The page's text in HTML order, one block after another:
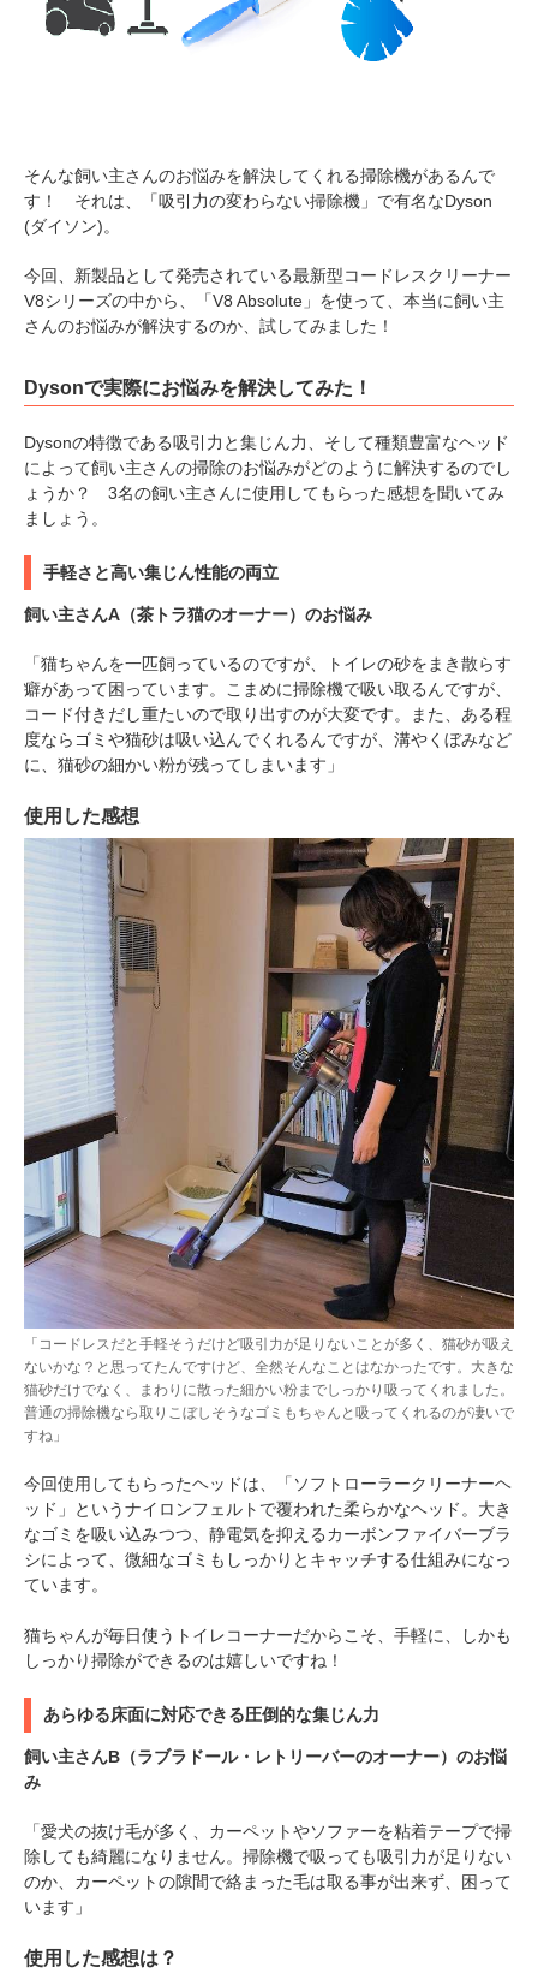
そんな飼い主さんのお悩みを解決してくれる掃除機があるんで
す！ それは、「吸引力の変わらない掃除機」で有名なDyson
(ダイソン)。
今回、新製品として発売されている最新型コードレスクリーナー
V8シリーズの中から、「V8 Absolute」を使って、本当に飼い主
さんのお悩みが解決するのか、試してみました！
Dysonで実際にお悩みを解決してみた！
Dysonの特徴である吸引力と集じん力、そして種類豊富なヘッド
によって飼い主さんの掃除のお悩みがどのように解決するのでし
ょうか？ 3名の飼い主さんに使用してもらった感想を聞いてみ
ましょう。
手軽さと高い集じん性能の両立
飼い主さんA（茶トラ猫のオーナー）のお悩み
「猫ちゃんを一匹飼っているのですが、トイレの砂をまき散らす
癖があって困っています。こまめに掃除機で吸い取るんですが、
コード付きだし重たいので取り出すのが大変です。また、ある程
度ならゴミや猫砂は吸い込んでくれるんですが、溝やくぼみなど
に、猫砂の細かい粉が残ってしまいます」
使用した感想
「コードレスだと手軽そうだけど吸引力が足りないことが多く、猫砂が吸え
ないかな？と思ってたんですけど、全然そんなことはなかったです。大きな
猫砂だけでなく、まわりに散った細かい粉までしっかり吸ってくれました。
普通の掃除機なら取りこぼしそうなゴミもちゃんと吸ってくれるのが凄いで
すね」
今回使用してもらったヘッドは、「ソフトローラークリーナーヘ
ッド」というナイロンフェルトで覆われた柔らかなヘッド。大き
なゴミを吸い込みつつ、静電気を抑えるカーボンファイバーブラ
シによって、微細なゴミもしっかりとキャッチする仕組みになっ
ています。
猫ちゃんが毎日使うトイレコーナーだからこそ、手軽に、しかも
しっかり掃除ができるのは嬉しいですね！
あらゆる床面に対応できる圧倒的な集じん力
飼い主さんB（ラブラドール・レトリーバーのオーナー）のお悩
み
「愛犬の抜け毛が多く、カーペットやソファーを粘着テープで掃
除しても綺麗になりません。掃除機で吸っても吸引力が足りない
のか、カーペットの隙間で絡まった毛は取る事が出来ず、困って
います」
使用した感想は？
PECOアプリをダウンロード済みの方
アプリで開く